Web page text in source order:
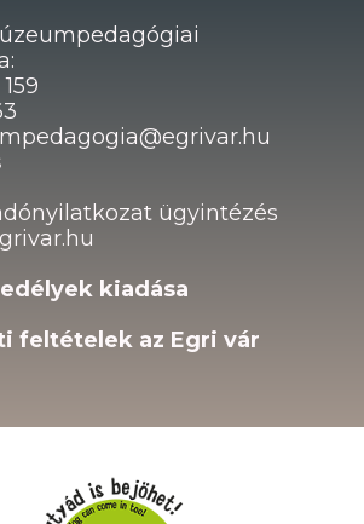
ügyintézés
kiadása
feltételek az Egri vár